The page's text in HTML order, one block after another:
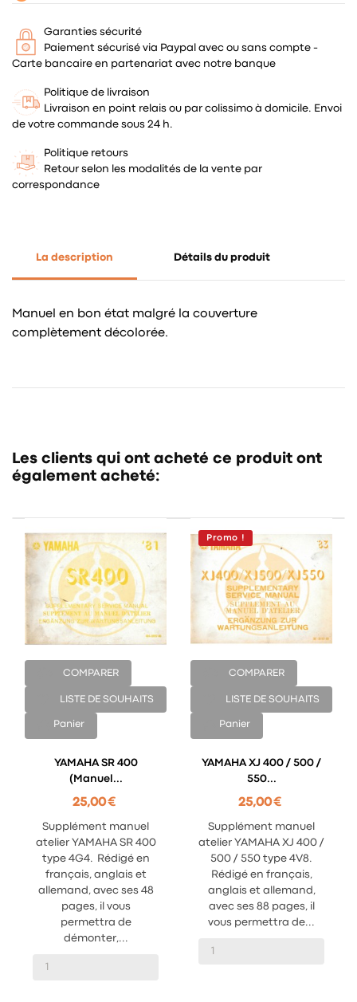
Garanties sécurité
Paiement sécurisé via Paypal avec ou sans compte -
Carte bancaire en partenariat avec notre banque
Politique de livraison
Livraison en point relais ou par colissimo à domicile. Envoi
de votre commande sous 24 h.
Politique retours
Retour selon les modalités de la vente par
correspondance
La description Détails du produit
Manuel en bon état malgré la couverture
complètement décolorée.
Les clients qui ont acheté ce produit ont
également acheté:
COMPARER
LISTE DE SOUHAITS
Panier
YAMAHA SR 400
(manuel...
25,00 €
Supplément manuel
atelier YAMAHA SR 400
type 4G4. Rédigé en
français, anglais et
allemand, avec ses 48
pages, il vous
permettra de
démonter,...
Promo !
COMPARER
LISTE DE SOUHAITS
Panier
YAMAHA XJ 400 / 500 /
550...
25,00 €
Supplément manuel
atelier YAMAHA XJ 400 /
500 / 550 type 4V8.
Rédigé en français,
anglais et allemand,
avec ses 88 pages, il
vous permettra de...